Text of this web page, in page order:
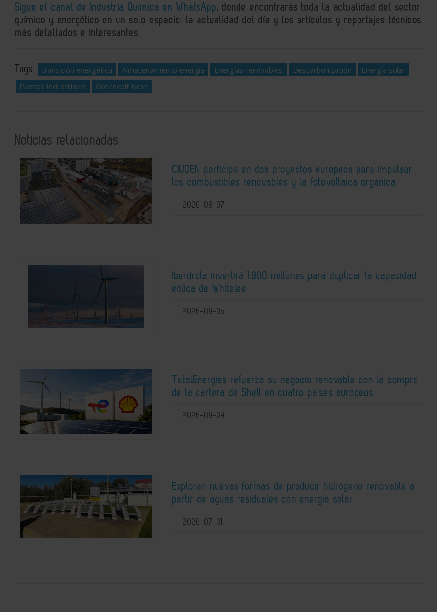
Sigue el canal de Industria Química en WhatsApp, donde encontrarás toda la actualidad del sector
químico y energético en un solo espacio: la actualidad del día y los artículos y reportajes técnicos
más detallados e interesantes.
Tags: transición energética Almacenamiento energía Energías renovables Descarbonización
Energía solar
Plantas Industriales
Greenvolt Next
Noticias relacionadas
CIUDEN participa en dos proyectos europeos para impulsar
los combustibles renovables y la fotovoltaica orgánica
2026-08-07
Iberdrola invertirá 1.800 millones para duplicar la capacidad
eólica de Whitelee
2026-08-05
TotalEnergies refuerza su negocio renovable con la compra
de la cartera de Shell en cuatro países europeos
2026-08-04
Exploran nuevas formas de producir hidrógeno renovable a
partir de aguas residuales con energía solar
2026-07-31